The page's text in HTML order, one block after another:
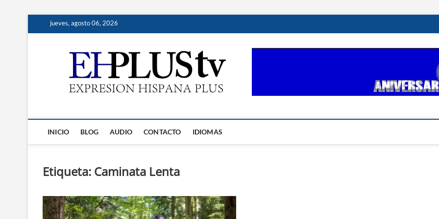
jueves, agosto 06, 2026
INICIO BLOG AUDIO CONTACTO IDIOMAS
Etiqueta: Caminata Lenta